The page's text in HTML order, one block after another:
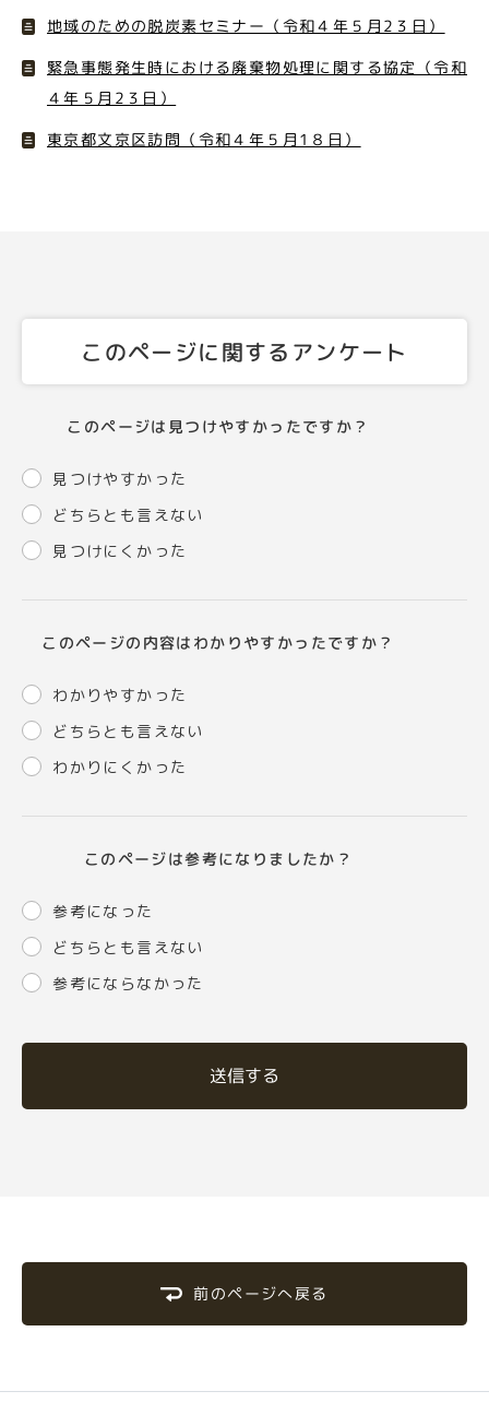
地域のための脱炭素セミナー（令和４年５月2３日）
緊急事態発生時における廃棄物処理に関する協定（令和
４年５月2３日）
東京都文京区訪問（令和４年５月1８日）
このページに関するアンケート
このページは見つけやすかったですか？
見つけやすかった
どちらとも言えない
見つけにくかった
このページの内容はわかりやすかったですか？
わかりやすかった
どちらとも言えない
わかりにくかった
このページは参考になりましたか？
参考になった
どちらとも言えない
参考にならなかった
送信する
前のページへ戻る